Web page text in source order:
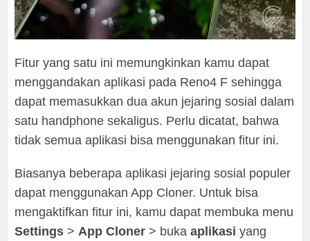
Fitur yang satu ini memungkinkan kamu dapat
menggandakan aplikasi pada Reno4 F sehingga
dapat memasukkan dua akun jejaring sosial dalam
satu handphone sekaligus. Perlu dicatat, bahwa
tidak semua aplikasi bisa menggunakan fitur ini.
Biasanya beberapa aplikasi jejaring sosial populer
dapat menggunakan App Cloner. Untuk bisa
mengaktifkan fitur ini, kamu dapat membuka menu
Settings >App Cloner > bukaaplikasi yang